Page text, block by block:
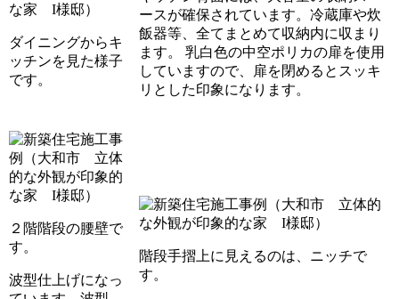
ダイニングからキ
ッチンを見た様子
です。
ースが確保されています。冷蔵庫や炊
飯器等、全てまとめて収納内に収まり
ます。 乳白色の中空ポリカの扉を使用
していますので、扉を閉めるとスッキ
リとした印象になります。
２階階段の腰壁で
す。
波型仕上げになっ
階段手摺上に見えるのは、ニッチで
す。